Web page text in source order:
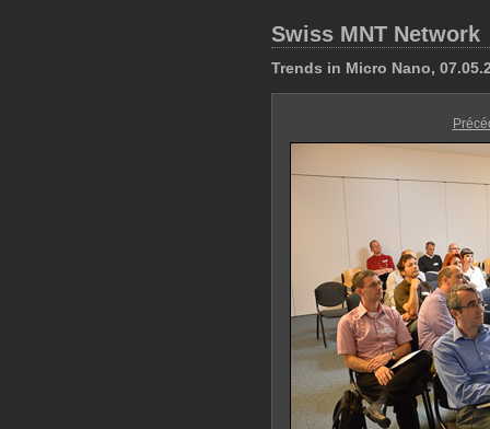
Swiss MNT Network
Trends in Micro Nano,